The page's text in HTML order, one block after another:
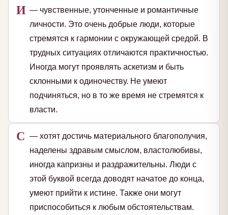
И — чувственные, утонченные и романтичные
личности. Это очень добрые люди, которые
стремятся к гармонии с окружающей средой. В
трудных ситуациях отличаются практичностью.
Иногда могут проявлять аскетизм и быть
склонными к одиночеству. Не умеют
подчиняться, но в то же время не стремятся к
власти.
С — хотят достичь материального благополучия,
наделены здравым смыслом, властолюбивы,
иногда капризны и раздражительны. Люди с
этой буквой всегда доводят начатое до конца,
умеют прийти к истине. Также они могут
приспособиться к любым обстоятельствам.